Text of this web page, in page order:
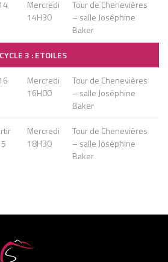
Mercredi
14H30
Tour de Chenevières
– salle Joséphine
Baker
CYCLE 3 : ETOILES
Mercredi
16H00
Tour de Chenevières
– salle Joséphine
Baker
Mercredi
18H30
Tour de Chenevières
– salle Joséphine
Baker